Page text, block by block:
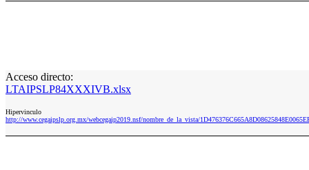
Acceso directo:
LTAIPSLP84XXXIVB.xlsx
Hipervinculo
http://www.cegaipslp.org.mx/webcegaip2019.nsf/nombre_de_la_vista/